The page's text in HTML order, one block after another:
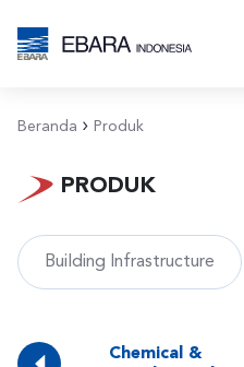
Beranda Produk
PRODUK
Building Infrastructure
Chemical &